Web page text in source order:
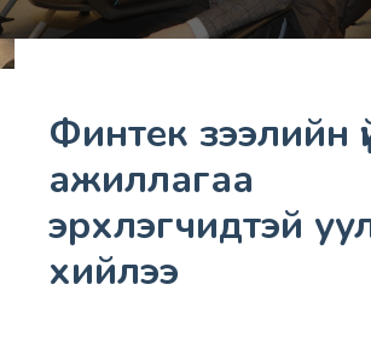
Финтек зээлийн
ажиллагаа
эрхлэгчидтэй
хийлээ